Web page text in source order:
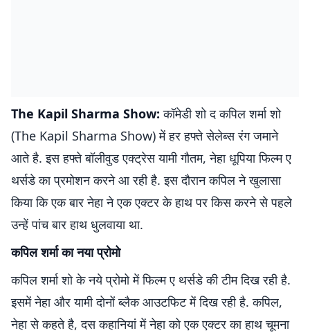
The Kapil Sharma Show: कॉमेडी शो द कपिल शर्मा शो
(The Kapil Sharma Show) में हर हफ्ते सेलेब्स रंग जमाने
आते है. इस हफ्ते बॉलीवुड एक्ट्रेस यामी गौतम, नेहा धूपिया फिल्म ए
थर्सडे का प्रमोशन करने आ रही है. इस दौरान कपिल ने खुलासा
किया कि एक बार नेहा ने एक एक्टर के हाथ पर किस करने से पहले
उन्हें पांच बार हाथ धुलवाया था.
कपिल शर्मा का नया प्रोमो
कपिल शर्मा शो के नये प्रोमो में फिल्म ए थर्सडे की टीम दिख रही है.
इसमें नेहा और यामी दोनों ब्लैक आउटफिट में दिख रही है. कपिल,
नेहा से कहते है, दस कहानियां में नेहा को एक एक्टर का हाथ चूमना